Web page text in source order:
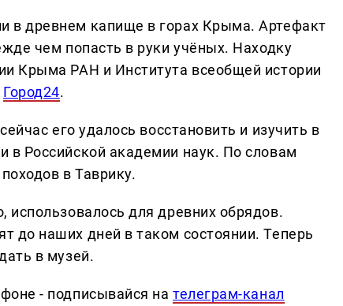
в древнем капище в горах Крыма. Артефакт
чем попасть в руки учёных. Находку
Крыма РАН и Института всеобщей истории
Город24.
его удалось восстановить и изучить в
в Российской академии наук. По словам
в Таврику.
использовалось для древних обрядов.
до наших дней в таком состоянии. Теперь
в музей.
- подписывайся нателеграм-канал